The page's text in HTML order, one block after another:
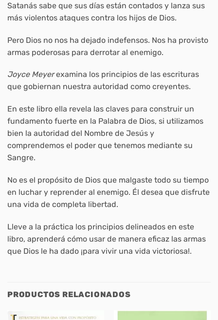
Satanás sabe que sus días están contados y lanza sus
más violentos ataques contra los hijos de Dios.
Pero Dios no nos ha dejado indefensos. Nos ha provisto
armas poderosas para derrotar al enemigo.
Joyce Meyerexamina los principios de las escrituras
que gobiernan nuestra autoridad como creyentes.
En este libro ella revela las claves para construir un
fundamento fuerte en la Palabra de Dios, si utilizamos
bien la autoridad del Nombre de Jesús y
comprendemos el poder que tenemos mediante su
Sangre.
No es el propósito de Dios que malgaste todo su tiempo
en luchar y reprender al enemigo. Él desea que disfrute
una vida de completa libertad.
Lleve a la práctica los principios delineados en este
libro, aprenderá cómo usar de manera eficaz las armas
que Dios le ha dado ¡para vivir una vida victoriosa!.
PRODUCTOS RELACIONADOS